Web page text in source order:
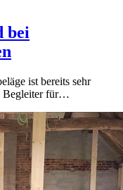
bei
ist bereits sehr
Begleiter für…